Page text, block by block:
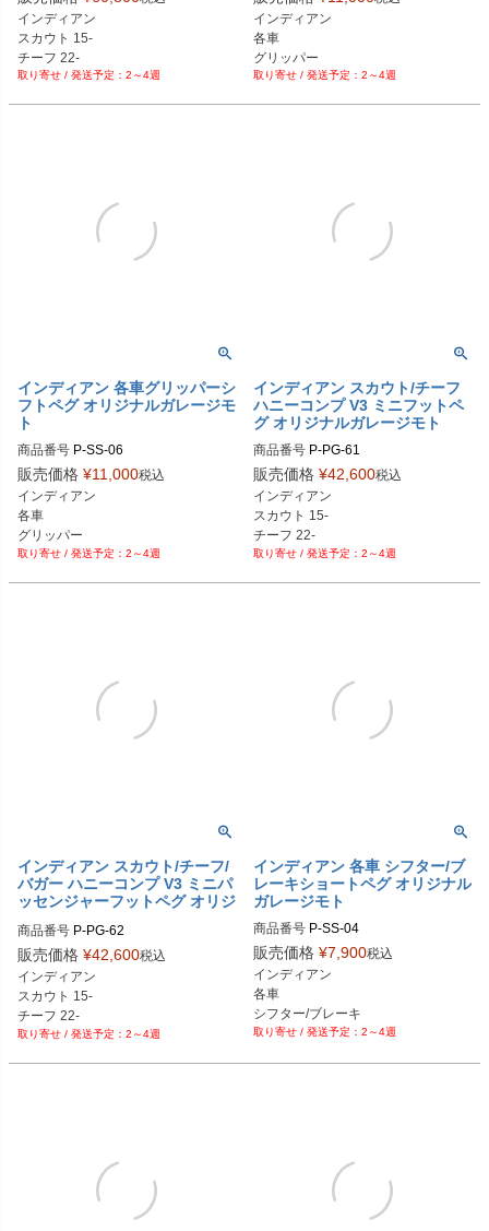
P-PG-60-AL：アルミ
P-PG-60-CR：クローム
P-PG-60-GD：ゴールド
P-PG-60-BL：ブルー
P-PG-60-OR：オレンジ
インディアン
スカウト 15-
チーフ 22-
2～4週
P-SS-08-AL：アルミ
P-SS-08-CR：クローム
P-SS-08-GD：ゴールド
P-SS-08-RD：レッド
P-SS-08-PL：紫
インディアン
各車
グリッパー
シフターペグ
2～4週
インディアン 各車グリッパーシ
フトペグ オリジナルガレージモ
ト
商品番号 P-SS-06
P-SS-06-BK：ブラック
P-SS-06-AL：アルミ
P-SS-06-CR：クローム
P-SS-06-GD：ゴールド
P-SS-06-RD：レッド
P-SS-06-PL：紫
販売価格 ¥11,000税込
インディアン
各車
グリッパー
シフターペグ
2～4週
インディアン スカウト/チーフ
ハニーコンプ V3 ミニフットペ
グ オリジナルガレージモト
商品番号 P-PG-61
P-PG-61-BK：ブラック
P-PG-61-AL：アルミ
P-PG-61-CR：クローム
P-PG-61-GD：ゴールド
P-PG-61-RD：レッド
P-PG-61-OR：オレンジ
販売価格 ¥42,600税込
インディアン
スカウト 15-
チーフ 22-
2～4週
インディアン スカウト/チーフ/
バガー ハニーコンプ V3 ミニパ
ッセンジャーフットペグ オリジ
商品番号 P-PG-62
P-PG-62-BK：ブラック
P-PG-62-AL：アルミ
P-PG-62-CR：クローム
P-PG-62-GD：ゴールド
P-PG-62-RD：レッド
P-PG-62-OR：オレンジ
販売価格 ¥42,600税込
インディアン
スカウト 15-
チーフ 22-
スポーツチーフ：23- 2～4週
インディアン 各車 シフター/ブ
レーキショートペグ オリジナル
ガレージモト
商品番号 P-SS-04
P-SS-04-BK：ブラック
P-SS-04-AL：アルミ
P-SS-04-CR：クローム
P-SS-04-GD：ゴールド
P-SS-04-RD：レッド
P-SS-04-PL：紫
販売価格 ¥7,900税込
インディアン
各車
シフター/ブレーキ
ショートペグ
2～4週